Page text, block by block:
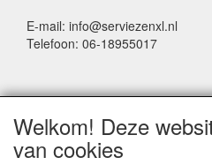
E-mail: info@serviezenxl.nl
Telefoon: 06-18955017
Voornaam
Welkom! Deze
van cookies